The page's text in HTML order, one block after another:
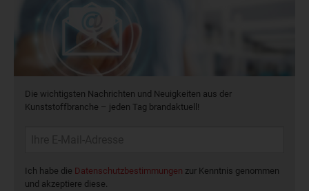
Die wichtigsten Nachrichten und Neuigkeiten aus der
Kunststoffbranche – jeden Tag brandaktuell!
Ich habe die Datenschutzbestimmungen zur Kenntnis genommen
und akzeptiere diese.